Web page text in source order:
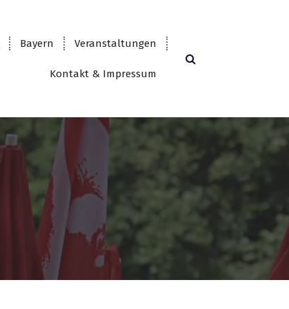
Bayern Veranstaltungen
Kontakt & Impressum